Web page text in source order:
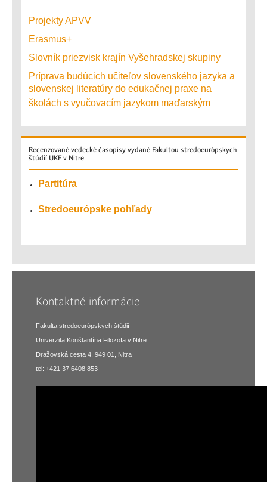
Projekty APVV
Erasmus+
Slovník priezvisk krajín Vyšehradskej skupiny
Príprava budúcich učiteľov slovenského jazyka a
slovenskej literatúry do edukačnej praxe na
školách s vyučovacím jazykom maďarským
Recenzované vedecké časopisy vydané Fakultou stredoeurópskych
štúdií UKF v Nitre
Partitúra
Stredoeurópske pohľady
Kontaktné informácie
Fakulta stredoeurópskych štúdií
Univerzita Konštantína Filozofa v Nitre
Dražovská cesta 4, 949 01, Nitra
tel: +421 37 6408 853